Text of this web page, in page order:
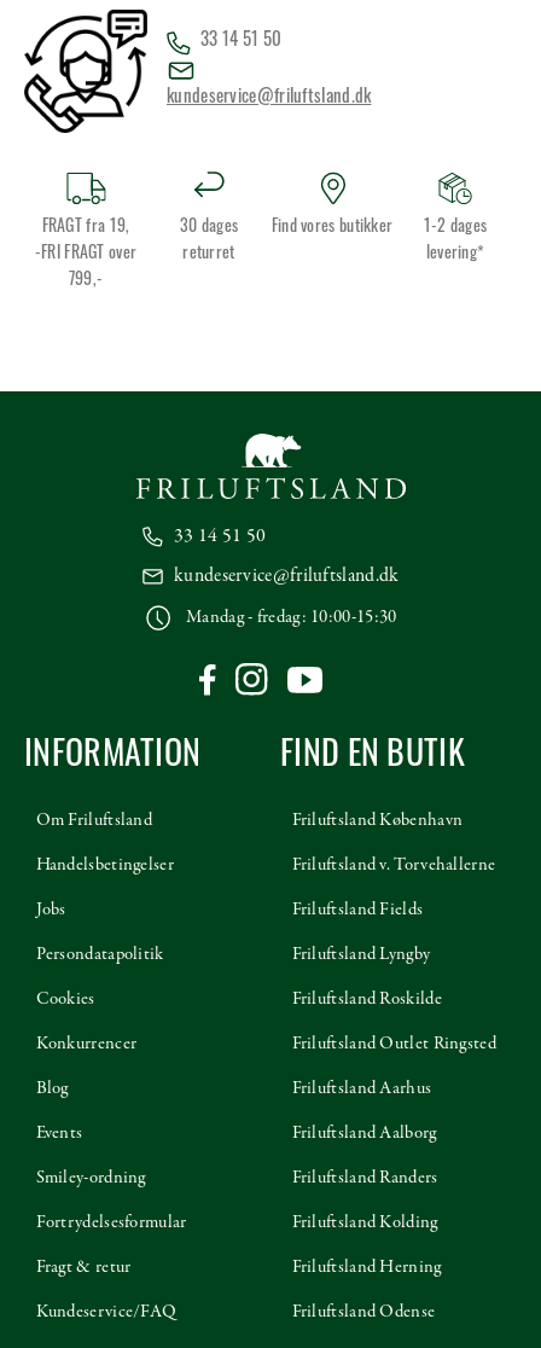
33 14 51 50
kundeservice@friluftsland.dk
FRAGT fra 19,
-FRI FRAGT over
799,-
30 dages
returret
Find vores butikker
1-2 dages
levering*
33 14 51 50
kundeservice@friluftsland.dk
Mandag - fredag: 10:00-15:30
INFORMATION
Om Friluftsland
Handelsbetingelser
Jobs
Persondatapolitik
Cookies
Konkurrencer
Blog
Events
Smiley-ordning
Fortrydelsesformular
Fragt & retur
Kundeservice/FAQ
FIND EN BUTIK
Friluftsland København
Friluftsland v. Torvehallerne
Friluftsland Fields
Friluftsland Lyngby
Friluftsland Roskilde
Friluftsland Outlet Ringsted
Friluftsland Aarhus
Friluftsland Aalborg
Friluftsland Randers
Friluftsland Kolding
Friluftsland Herning
Friluftsland Odense